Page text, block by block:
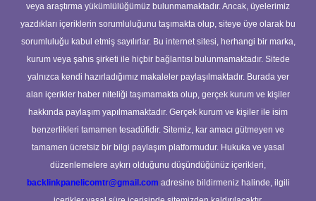
veya araştırma yükümlülüğümüz bulunmamaktadır. Ancak, üyelerimiz
yazdıkları içeriklerin sorumluluğunu taşımakta olup, siteye üye olarak bu
sorumluluğu kabul etmiş sayılırlar. Bu internet sitesi, herhangi bir marka,
kurum veya şahıs şirketi ile hiçbir bağlantısı bulunmamaktadır. Sitede
yalnızca kendi hazırladığımız makaleler paylaşılmaktadır. Burada yer
alan içerikler haber niteliği taşımamakta olup, gerçek kurum ve kişiler
hakkında paylaşım yapılmamaktadır. Gerçek kurum ve kişiler ile isim
benzerlikleri tamamen tesadüfidir. Sitemiz, kar amacı gütmeyen ve
tamamen ücretsiz bir bilgi paylaşım platformudur. Hukuka ve yasal
düzenlemelere aykırı olduğunu düşündüğünüz içerikleri,
backlinkpanelicomtr@gmail.com adresine bildirmeniz halinde, ilgili